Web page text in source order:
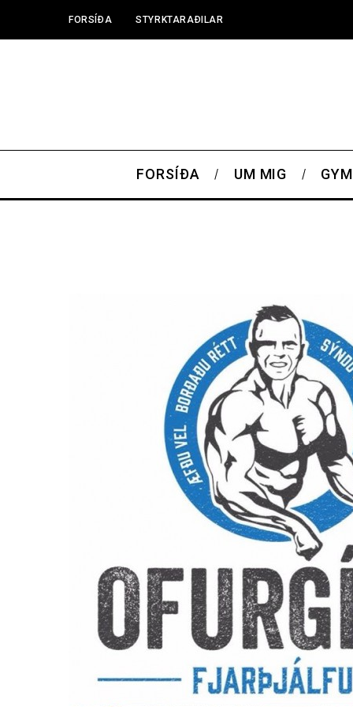
FORSÍÐA STYRKTARAÐILAR
FORSÍÐA UM MIG